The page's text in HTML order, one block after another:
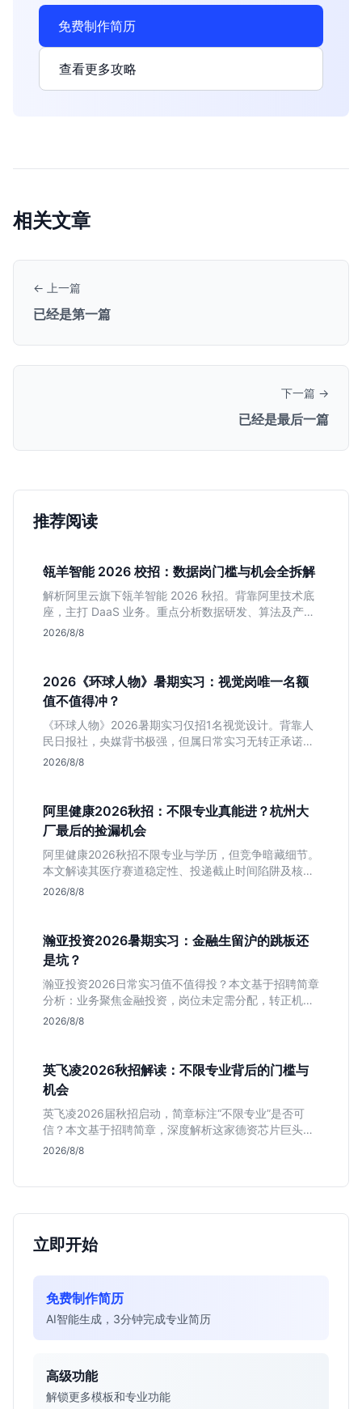
免费制作简历
查看更多攻略
相关文章
← 上一篇
已经是第一篇
下一篇 →
已经是最后一篇
推荐阅读
瓴羊智能 2026 校招：数据岗门槛与机会全拆解
解析阿里云旗下瓴羊智能 2026 秋招。背靠阿里技术底
座，主打 DaaS 业务。重点分析数据研发、算法及产品
岗的硬性要求，评估 B 端数据路线的成长曲线与抗压挑
2026/8/8
2026《环球人物》暑期实习：视觉岗唯一名额
值不值得冲？
《环球人物》2026暑期实习仅招1名视觉设计。背靠人
民日报社，央媒背书极强，但属日常实习无转正承诺。
适合追求高含金量简历、能接受严谨流程的设计生，想
2026/8/8
阿里健康2026秋招：不限专业真能进？杭州大
厂最后的捡漏机会
阿里健康2026秋招不限专业与学历，但竞争暗藏细节。
本文解读其医疗赛道稳定性、投递截止时间陷阱及核心
岗位面试节奏，帮应届生判断是否值得投入。
2026/8/8
瀚亚投资2026暑期实习：金融生留沪的跳板还
是坑？
瀚亚投资2026日常实习值不值得投？本文基于招聘简章
分析：业务聚焦金融投资，岗位未定需分配，转正机会
不明确。适合急需上海高含金量实习证明、想接触真实
2026/8/8
英飞凌2026秋招解读：不限专业背后的门槛与
机会
英飞凌2026届秋招启动，简章标注“不限专业”是否可
信？本文基于招聘简章，深度解析这家德资芯片巨头的
行业地位、校招真实门槛及投递策略，助你判断是否值
2026/8/8
立即开始
免费制作简历
AI智能生成，3分钟完成专业简历
高级功能
解锁更多模板和专业功能